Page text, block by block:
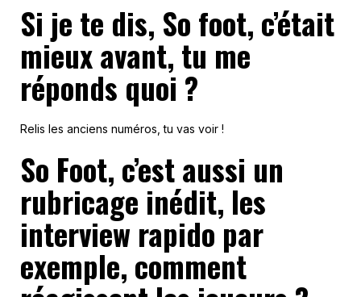
Si je te dis, So foot, c’était
mieux avant, tu me
réponds quoi ?
Relis les anciens numéros, tu vas voir !
So Foot, c’est aussi un
rubricage inédit, les
interview rapido par
exemple, comment